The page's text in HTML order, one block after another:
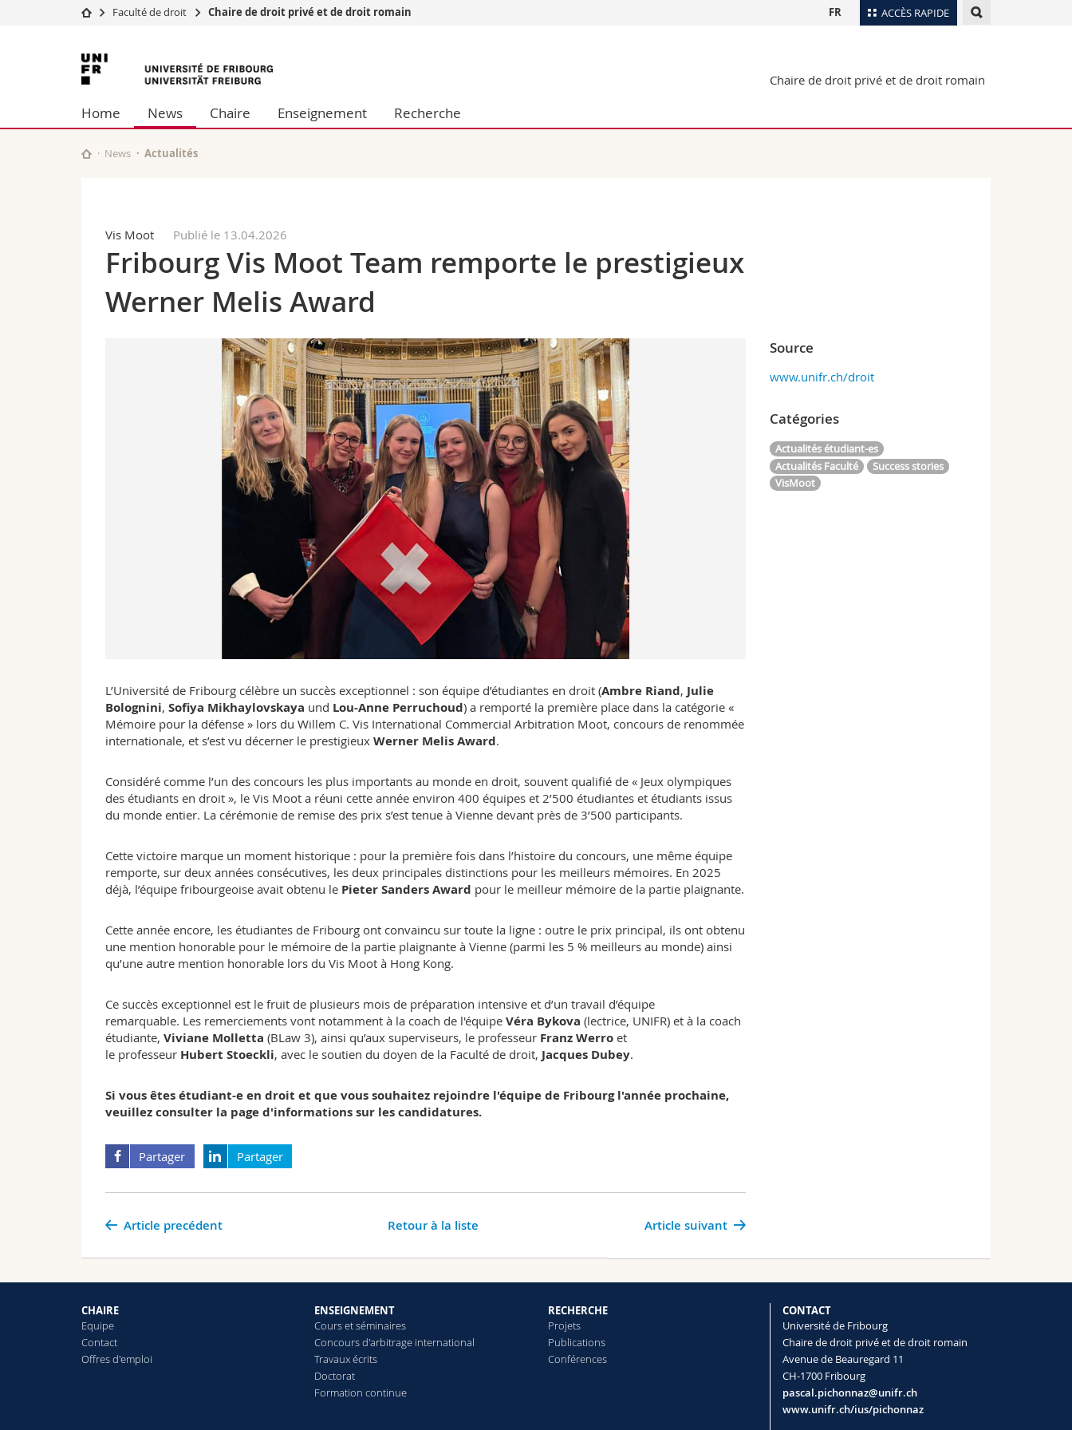
ACCÈS RAPIDE
Université
Recherche
Université
Formation continue
Sciences économiques et sociales et management
Lettres et sciences humaines
Chercheurs
Plan d'accès
Webmail
FR
Faculté de droit Chaire de droit privé et de droit romain
Université
de
Fribourg
Chaire de droit privé et de droit romain
Home News Chaire Enseignement Recherche
News Actualités
Vis Moot Publié le 13.04.2026
Fribourg Vis Moot Team remporte le prestigieux
Werner Melis Award
L’Université de Fribourg célèbre un succès exceptionnel : son équipe d’étudiantes en droit (Ambre Riand, Julie
Bolognini, Sofiya Mikhaylovskaya und Lou-Anne Perruchoud) a remporté la première place dans la catégorie «
Mémoire pour la défense » lors du Willem C. Vis International Commercial Arbitration Moot, concours de renommée
internationale, et s’est vu décerner le prestigieux Werner Melis Award.
Considéré comme l’un des concours les plus importants au monde en droit, souvent qualifié de « Jeux olympiques
des étudiants en droit », le Vis Moot a réuni cette année environ 400 équipes et 2’500 étudiantes et étudiants issus
du monde entier. La cérémonie de remise des prix s’est tenue à Vienne devant près de 3’500 participants.
Cette victoire marque un moment historique : pour la première fois dans l’histoire du concours, une même équipe
remporte, sur deux années consécutives, les deux principales distinctions pour les meilleurs mémoires. En 2025
déjà, l’équipe fribourgeoise avait obtenu le Pieter Sanders Award pour le meilleur mémoire de la partie plaignante.
Cette année encore, les étudiantes de Fribourg ont convaincu sur toute la ligne : outre le prix principal, ils ont obtenu
une mention honorable pour le mémoire de la partie plaignante à Vienne (parmi les 5 % meilleurs au monde) ainsi
qu’une autre mention honorable lors du Vis Moot à Hong Kong.
Ce succès exceptionnel est le fruit de plusieurs mois de préparation intensive et d’un travail d’équipe
remarquable. Les remerciements vont notamment à la coach de l'équipe Véra Bykova (lectrice, UNIFR) et à la coach
étudiante, Viviane Molletta (BLaw 3), ainsi qu’aux superviseurs, le professeur Franz Werro et
le professeur Hubert Stoeckli, avec le soutien du doyen de la Faculté de droit, Jacques Dubey.
Si vous êtes étudiant-e en droit et que vous souhaitez rejoindre l'équipe de Fribourg l'année prochaine,
veuillez consulter la page d'informations sur les candidatures.
Partager Partager
Article suivant
Article precédent Retour à la liste
Source
www.unifr.ch/droit
Catégories
Actualités étudiant-es
Actualités Faculté
Success stories
VisMoot
CHAIRE
Equipe
Contact
Offres d'emploi
ENSEIGNEMENT
Cours et séminaires
Concours d'arbitrage international
Travaux écrits
Doctorat
Formation continue
RECHERCHE
Projets
Publications
Conférences
CONTACT
Université de Fribourg
Chaire de droit privé et de droit romain
Avenue de Beauregard 11
CH-1700 Fribourg
pascal.pichonnaz@unifr.ch
www.unifr.ch/ius/pichonnaz